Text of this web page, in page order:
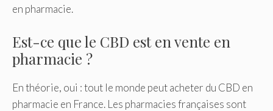
en pharmacie.
Est-ce que le CBD est en vente en
pharmacie ?
En théorie, oui : tout le monde peut acheter du CBD en
pharmacie en France. Les pharmacies françaises sont